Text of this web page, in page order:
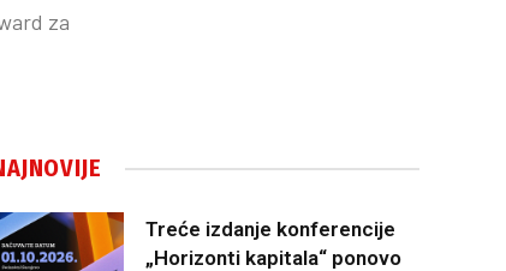
za
Treće izdanje konferencije
„Horizonti kapitala“ ponovo